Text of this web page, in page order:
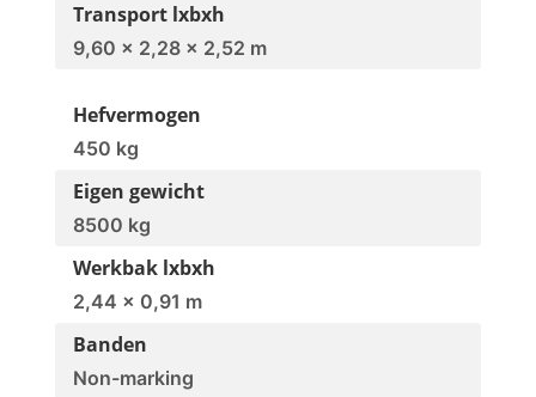
Transport lxbxh
9,60 x 2,28 x 2,52 m
Hefvermogen
450 kg
Eigen gewicht
8500 kg
Werkbak lxbxh
2,44 x 0,91 m
Banden
Non-marking